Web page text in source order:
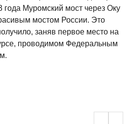
года Муромский мост через Оку
мостом России. Это
заняв первое место на
проводимом Федеральным